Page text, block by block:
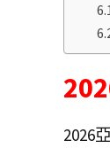
2026